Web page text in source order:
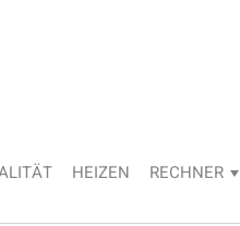
HEIZEN RECHNER